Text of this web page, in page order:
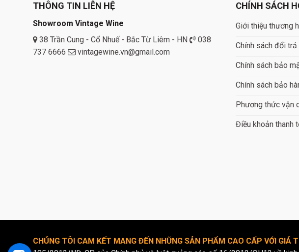
THÔNG TIN LIÊN HỆ
Showroom Vintage Wine
38 Trần Cung - Cổ Nhuế - Bắc Từ Liêm - HN
038
737 6666
vintagewine.vn@gmail.com
CHÍNH SÁCH
Giới thiệu thương
Chính sách đổi trả
Chính sách bảo
Chính sách bảo
Phương thức vận
Điều khoản thanh
CHÚNG TÔI CAM KẾT MANG ĐẾN NHỮNG SẢN PHẨM CAO CẤP VỚI GIÁ